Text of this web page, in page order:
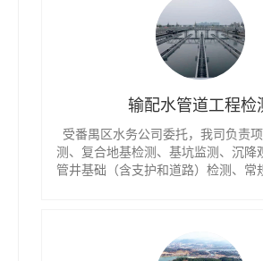
输配水管道工程检
受番禺区水务公司委托，我司负责
测、复合地基检测、基坑监测、沉降
管井基础（含支护和道路）检测、常